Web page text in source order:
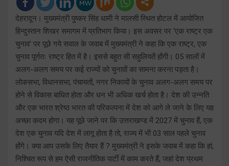
देहरादून। मुख्यमंत्री पुष्कर सिंह धामी ने मालसी स्थित होटल में आयोजित
हिन्दुस्तान शिखर समागम में प्रतिभाग किया। इस अवसर पर ‘एक राष्ट्र एक
चुनाव’ पर पूछे गये सवाल के जवाब में मुख्यमंत्री ने कहा कि एक राष्ट्र, एक
चुनाव पूर्णतः राष्ट्र हित में है। इससे बहुत सी सहुलियतें होंगी। 05 सालों में
अलग-अलग समय पर कई राज्यों को चुनावों का सामना करना पड़ता है।
लोकसभा, विधानसभा, पंचायतों, नगर निकायों के चुनाव अलग-अलग समय पर
होने से विकास बाधित होता और धन भी अधिक खर्च होता है। देश की उन्नति
और एक भारत श्रेष्ठ भारत की परिकल्पना में देश को आगे ले जाने के लिए यह
अच्छा कदम होगा। यह पूछे जाने पर कि उत्तराखण्ड में 2027 में चुनाव हैं, एक
देश एक चुनाव यदि देश में लागू होता है तो, राज्य में भी 03 साल पहले चुनाव
होंगे। क्या आप उसके लिए तैयार हैं ? मुख्यमंत्री ने इसके जवाब में कहा कि हां,
निश्चित रूप से हम ऐसी राजनीतिक पार्टी में काम करते हैं, जहां देश प्रथम